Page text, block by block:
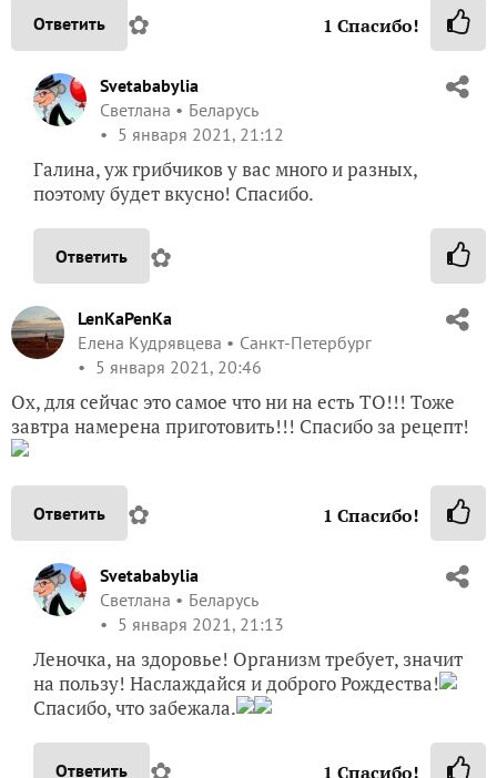
Ответить ✿ 1 Спасибо!
Svetababylia
Светлана
Беларусь
5 января 2021, 21:12
Галина, уж грибчиков у вас много и разных,
поэтому будет вкусно! Спасибо.
Ответить ✿
LenKaPenKa
Елена Кудрявцева
Санкт-Петербург
5 января 2021, 20:46
Ох, для сейчас это самое что ни на есть ТО!!! Тоже
завтра намерена приготовить!!! Спасибо за рецепт!
Ответить ✿ 1 Спасибо!
Svetababylia
Светлана
Беларусь
5 января 2021, 21:13
Леночка, на здоровье! Организм требует, значит
на пользу! Наслаждайся и доброго Рождества!
Спасибо, что забежала.
Ответить 1 Спасибо!